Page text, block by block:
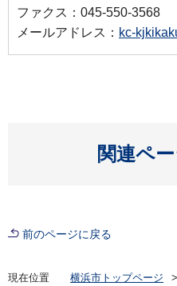
ファクス：045-550-3568
メールアドレス： kc-
関連ペ
前のページに戻る
現在位置 横浜市トップページ